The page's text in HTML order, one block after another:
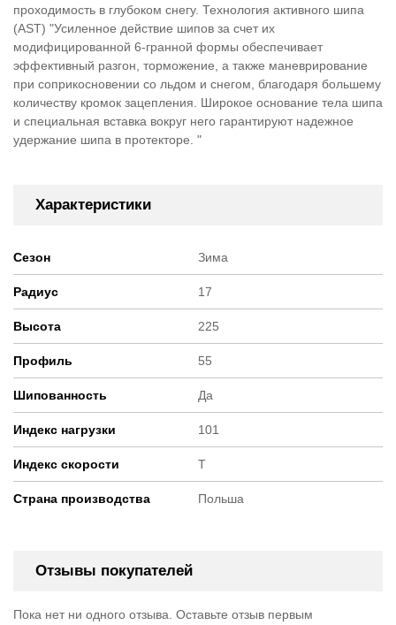
проходимость в глубоком снегу. Технология активного шипа
(AST) "Усиленное действие шипов за счет их
модифицированной 6-гранной формы обеспечивает
эффективный разгон, торможение, а также маневрирование
при соприкосновении со льдом и снегом, благодаря большему
количеству кромок зацепления. Широкое основание тела шипа
и специальная вставка вокруг него гарантируют надежное
удержание шипа в протекторе. "
Характеристики
Сезон Зима
Радиус 17
Высота 225
Профиль 55
Шипованность Да
Индекс нагрузки 101
Индекс скорости T
Страна производства Польша
Отзывы покупателей
Пока нет ни одного отзыва. Оставьте отзыв первым